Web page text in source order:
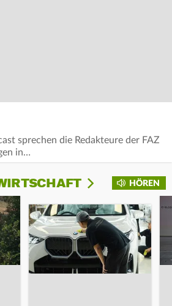
sprechen die Redakteure der FAZ
in…
HÖREN